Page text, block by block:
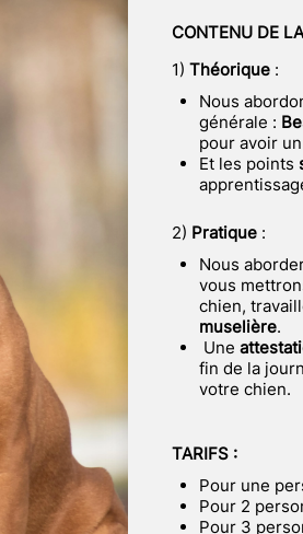
CONTENU DE
1) Théorique :
Nous
générale :
pour avoir
Et les points
2) Pratique :
Nous aborderons ensemble certains points vus ensemble lors la partie théorique et
vous
chien,
muselière.
Une
fin de la
votre chien.
TARIFS :
Pour une
Pour 2
Pour 3